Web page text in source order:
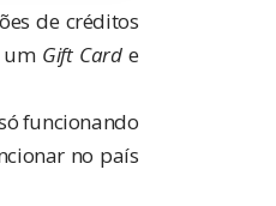
de créditos
um Gift Carde
funcionando
no país